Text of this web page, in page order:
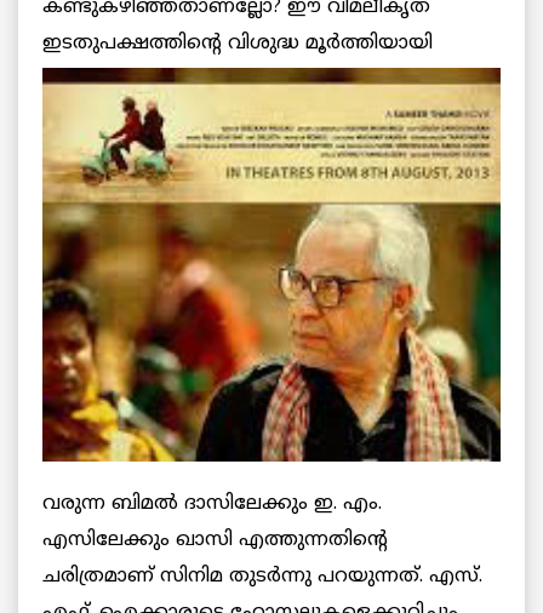
കണ്ടുകഴിഞ്ഞതാണല്ലോ? ഈ വിമലീകൃത
ഇടതുപക്ഷത്തിന്റെ വിശുദ്ധ മൂര്‍ത്തിയായി
വരുന്ന ബിമല്‍ ദാസിലേക്കും ഇ. എം.
എസിലേക്കും ഖാസി എത്തുന്നതിന്റെ
ചരിത്രമാണ് സിനിമ തുടര്‍ന്നു പറയുന്നത്. എസ്.